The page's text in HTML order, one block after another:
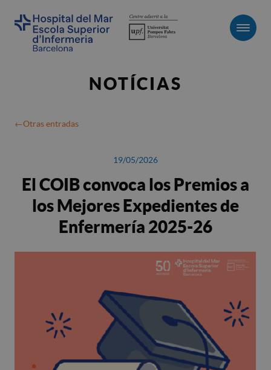
NOTÍCIAS
Otras entradas
19/05/2026
El COIB convoca los Premios a
los Mejores Expedientes de
Enfermería 2025-26